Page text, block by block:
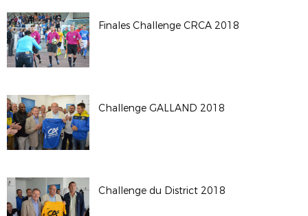
Finales Challenge CRCA 2018
Challenge GALLAND 2018
Challenge du District 2018